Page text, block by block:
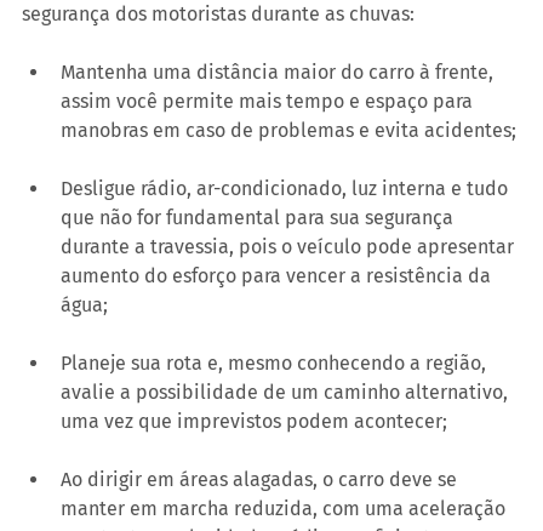
segurança dos motoristas durante as chuvas:
Mantenha uma distância maior do carro à frente,
assim você permite mais tempo e espaço para
manobras em caso de problemas e evita acidentes;
Desligue rádio, ar-condicionado, luz interna e tudo
que não for fundamental para sua segurança
durante a travessia, pois o veículo pode apresentar
aumento do esforço para vencer a resistência da
água;
Planeje sua rota e, mesmo conhecendo a região,
avalie a possibilidade de um caminho alternativo,
uma vez que imprevistos podem acontecer;
Ao dirigir em áreas alagadas, o carro deve se
manter em marcha reduzida, com uma aceleração